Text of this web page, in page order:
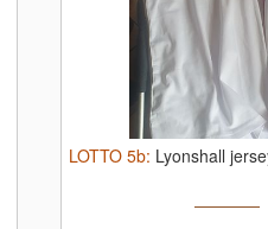
LOTTO 5b: Lyonshall